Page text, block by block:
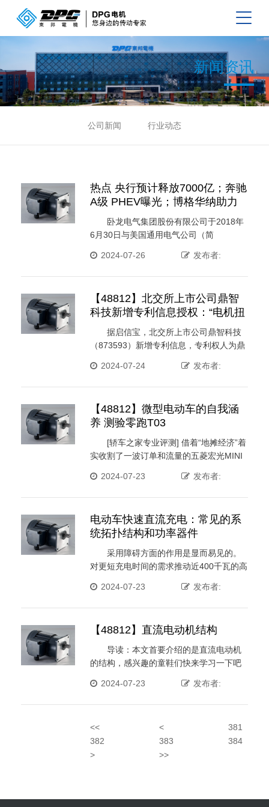
新闻资讯
公司新闻 行业动态
热点 央行预计释放7000亿；奔驰
A级 PHEV曝光；博格华纳助力
中国车企应对双积分
卧龙电气集团股份有限公司于2018年
6月30日与美国通用电气公司（简
2024-07-26 发布者:
【48812】北交所上市公司鼎智
科技新增专利信息授权：“电机扭
矩测验设备”
据启信宝，北交所上市公司鼎智科技
（873593）新增专利信息，专利权人为鼎
2024-07-24 发布者:
【48812】微型电动车的自我涵
养 测验零跑T03
[轿车之家专业评测] 借着“地摊经济”着
实收割了一波订单和流量的五菱宏光MINI
2024-07-23 发布者:
电动车快速直流充电：常见的系
统拓扑结构和功率器件
采用障碍方面的作用是显而易见的。
对更短充电时间的需求推动近400千瓦的高
2024-07-23 发布者:
【48812】直流电动机结构
导读：本文首要介绍的是直流电动机
的结构，感兴趣的童鞋们快来学习一下吧
2024-07-23 发布者:
<< <
381
382
383
384
>
>>